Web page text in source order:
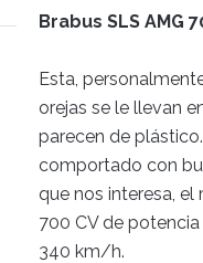
Brabus SLS AMG
Esta,
orejas se le llevan
parecen de
comportado con
que nos interesa,
700 CV de
340 km/h.